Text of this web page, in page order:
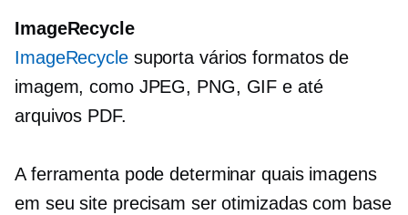
ImageRecycle
ImageRecyclesuporta vários formatos de
imagem, como JPEG, PNG, GIF e até
arquivos PDF.
A ferramenta pode determinar quais imagens
em seu site precisam ser otimizadas com base